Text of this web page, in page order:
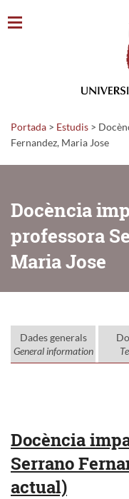
Portada > Estudis >
Fernandez, Maria Jose
Docència
professora
Maria Jose
Dades generals
General information
Docència
Serrano
actual)